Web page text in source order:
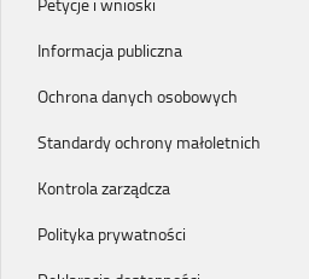
Informacja publiczna
Ochrona danych osobowych
Standardy ochrony małoletnich
Kontrola zarządcza
Polityka prywatności